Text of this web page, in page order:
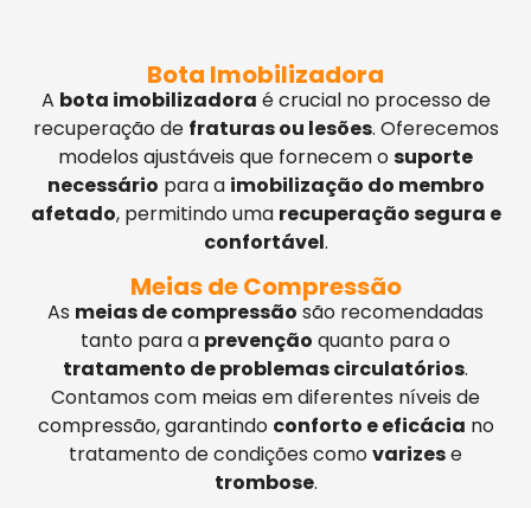
Bota Imobilizadora
A bota imobilizadora é crucial no processo de
recuperação de fraturas ou lesões. Oferecemos
modelos ajustáveis que fornecem osuporte
necessário para a imobilização do membro
afetado, permitindo uma recuperação segura e
confortável.
Meias de Compressão
As meias de compressão são recomendadas
tanto para a prevenção quanto para o
tratamento de problemas circulatórios.
Contamos com meias em diferentes níveis de
compressão, garantindo conforto e eficácia no
tratamento de condições comovarizese
trombose.